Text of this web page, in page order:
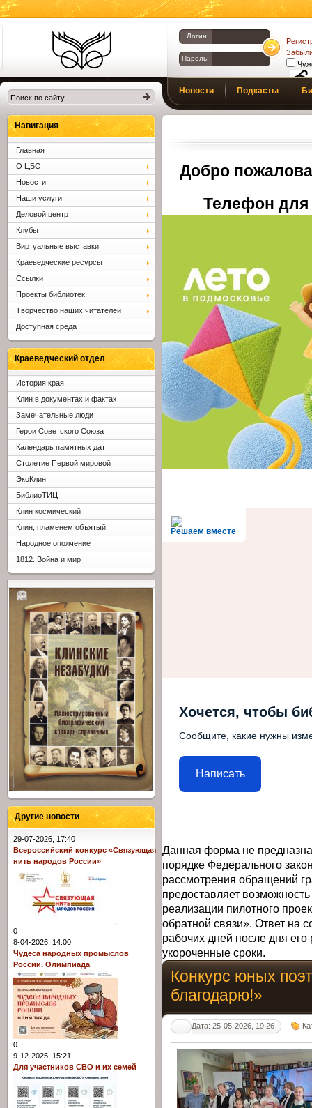
Библиотеки
Клина. Клинская
ЦБС.
Логин:
Пароль:
Новости Подкасты
Добро
Телефон для
Решаем вместе
Хочется, чтобы
Сообщите, какие нужны
Написать
Данная форма не
порядке Федерального
рассмотрения обращений
предоставляет
реализации пилотного
обратной связи». Ответ на
рабочих дней после дня
укороченные сроки.
Конкурс юных
благодарю!»
Дата: 25-05-2026, 19:26
Навигация
Главная
О ЦБС
Новости
Наши услуги
Деловой центр
Клубы
Виртуальные выставки
Краеведческие ресурсы
Ссылки
Проекты библиотек
Творчество наших читателей
Доступная среда
Краеведческий отдел
История края
Клин в документах и фактах
Замечательные люди
Герои Советского Союза
Календарь памятных дат
Столетие Первой мировой
ЭкоКлин
БиблиоТИЦ
Клин космический
Клин, пламенем объятый
Народное ополчение
1812. Война и мир
Другие новости
29-07-2026, 17:40
Всероссийский конкурс «Связующая
нить народов России»
0
8-04-2026, 14:00
Чудеса народных промыслов
России. Олимпиада
0
9-12-2025, 15:21
Для участников СВО и их семей